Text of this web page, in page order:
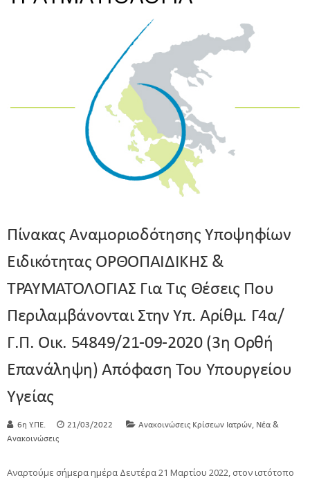
Πίνακας Αναμοριοδότησης Υποψηφίων
Ειδικότητας ΟΡΘΟΠΑΙΔΙΚΗΣ &
ΤΡΑΥΜΑΤΟΛΟΓΙΑΣ Για Τις Θέσεις Που
Περιλαμβάνονται Στην Υπ. Αρίθμ. Γ4α/
Γ.Π. Οικ. 54849/21-09-2020 (3η Ορθή
Επανάληψη) Απόφαση Του Υπουργείου
Υγείας
6η Υ.ΠΕ. 21/03/2022 Ανακοινώσεις Κρίσεων Ιατρών, Νέα &
Ανακοινώσεις
Αναρτούμε σήμερα ημέρα Δευτέρα 21 Μαρτίου 2022, στον ιστότοπο